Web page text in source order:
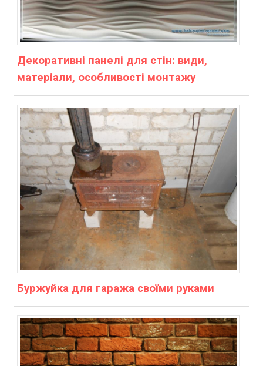
Декоративні панелі для стін: види,
матеріали, особливості монтажу
Буржуйка для гаража своїми руками